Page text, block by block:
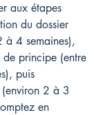
aux étapes
du dossier
à 4 semaines),
principe (entre
puis
2 à 3
en